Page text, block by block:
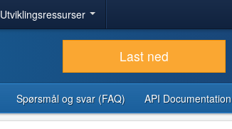
Utviklingsressurser
Last ned
Spørsmål og svar (FAQ) API Documentation